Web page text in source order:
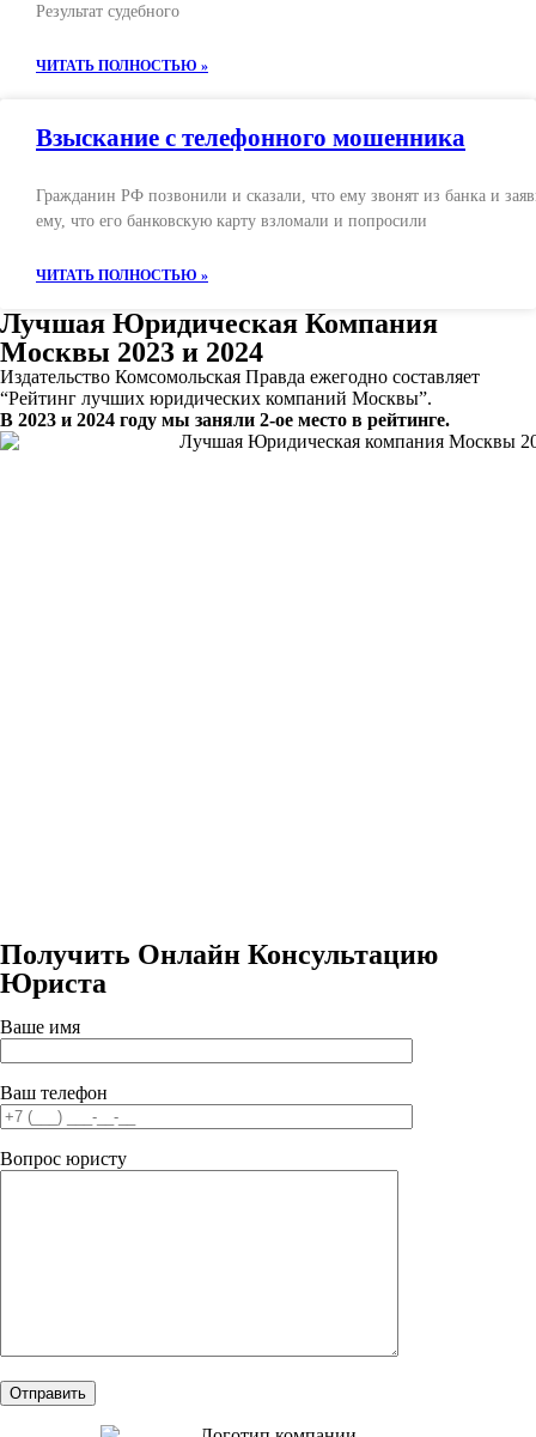
Результат судебного
ЧИТАТЬ ПОЛНОСТЬЮ »
Взыскание с телефонного мошенника
Гражданин РФ позвонили и сказали, что ему звонят из банка и
ему, что его банковскую карту взломали и попросили
ЧИТАТЬ ПОЛНОСТЬЮ »
Лучшая Юридическая Компания
Москвы 2023 и 2024
Издательство Комсомольская Правда ежегодно составляет
“Рейтинг лучших юридических компаний Москвы”.
В 2023 и 2024 году мы заняли 2-ое место в рейтинге.
Получить Онлайн Консультацию
Юриста
Ваше имя
Ваш телефон
Вопрос юристу